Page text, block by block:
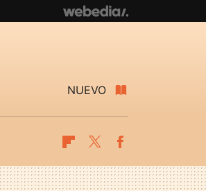
NUEVO
Flipboard
Twitter